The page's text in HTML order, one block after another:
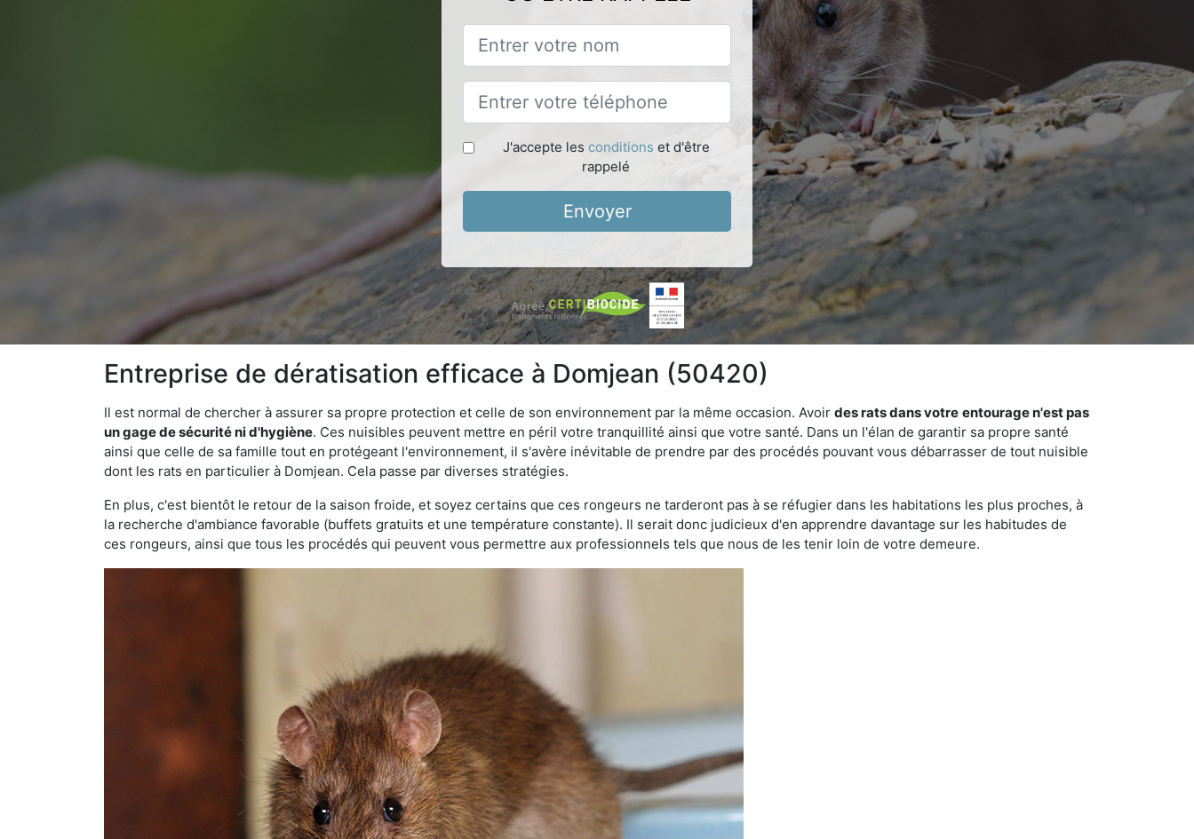
J'accepte les conditions et d'être
rappelé
Envoyer
Entreprise de dératisation efficace à Domjean (50420)
Il est normal de chercher à assurer sa propre protection et celle de son environnement par la même occasion. Avoir des rats dans votre entourage n'est pas
un gage de sécurité ni d'hygiène. Ces nuisibles peuvent mettre en péril votre tranquillité ainsi que votre santé. Dans un l'élan de garantir sa propre santé
ainsi que celle de sa famille tout en protégeant l'environnement, il s'avère inévitable de prendre par des procédés pouvant vous débarrasser de tout nuisible
dont les rats en particulier à Domjean. Cela passe par diverses stratégies.
En plus, c'est bientôt le retour de la saison froide, et soyez certains que ces rongeurs ne tarderont pas à se réfugier dans les habitations les plus proches, à
la recherche d'ambiance favorable (buffets gratuits et une température constante). Il serait donc judicieux d'en apprendre davantage sur les habitudes de
ces rongeurs, ainsi que tous les procédés qui peuvent vous permettre aux professionnels tels que nous de les tenir loin de votre demeure.